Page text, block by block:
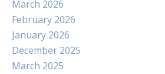
March 2026
February 2026
January 2026
December 2025
March 2025